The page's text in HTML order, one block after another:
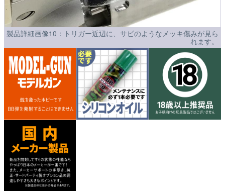
製品詳細画像10：トリガー近辺に、サビのようなメッキ傷みが見ら
れます。